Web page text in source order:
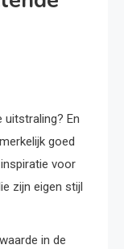
uitstraling? En
goed
voor
zijn eigen stijl
in de